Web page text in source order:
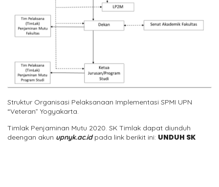
Struktur Organisasi Pelaksanaan Implementasi SPMI UPN
“Veteran” Yogyakarta.
Timlak Penjaminan Mutu 2020. SK Timlak dapat diunduh
deengan akun upnyk.ac.idpada link berikit ini: UNDUH SK